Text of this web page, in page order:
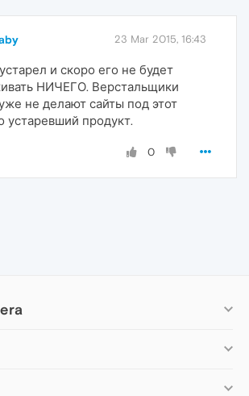
23 Mar 2015, 16:43
и скоро его не будет
НИЧЕГО. Верстальщики
не делают сайты под этот
устаревший продукт.
0